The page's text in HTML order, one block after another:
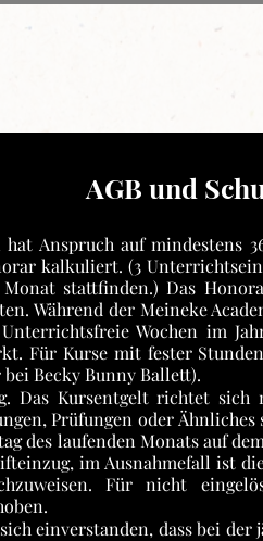
AGB und
Anspruch auf mindestens
kalkuliert. (3
stattfinden.) Das
Während der Meineke
Wochen im
Für Kurse mit fester
Becky Bunny Ballett).
Kursentgelt richtet sich
Prüfungen oder
des laufenden Monats auf
im Ausnahmefall ist
Für nicht
einverstanden, dass bei